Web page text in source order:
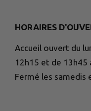
HORAIRES
Accueil ouvert du
12h15 et de 13h45
Fermé les samedis